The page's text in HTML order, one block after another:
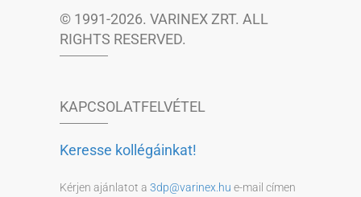
© 1991-2026. VARINEX ZRT. ALL
RIGHTS RESERVED.
KAPCSOLATFELVÉTEL
Keresse kollégáinkat!
Kérjen ajánlatot a 3dp@varinex.hu e-mail címen